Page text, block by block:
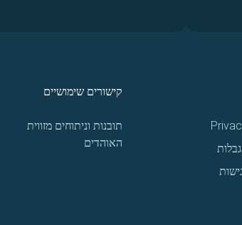
קישורים שימושיים
תובנות וניתוחים מזווית
האוהדים